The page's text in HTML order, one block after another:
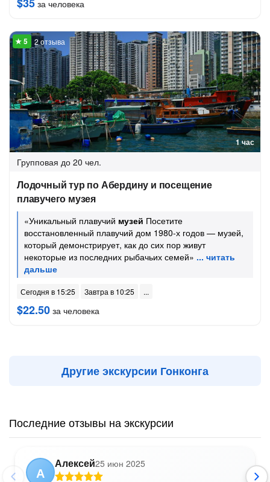
за человека
1 час
2 отзыва
Групповая до 20 чел.
Лодочный тур по Абердину и посещение
плавучего музея
«Уникальный плавучий музей Посетите
восстановленный плавучий дом 1980-х годов — музей,
который демонстрирует, как до сих пор живут
некоторые из последних рыбачьих семей»
Сегодня в 15:25 Завтра в 10:25
$22.50 за человека
Другие экскурсии Гонконга
Последние отзывы на экскурсии
А
Алексей25 июн 2025